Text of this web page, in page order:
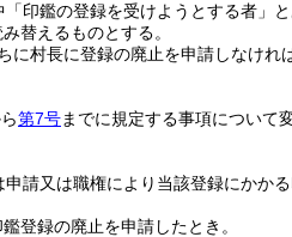
「印鑑の登録を受けようとする者」
替えるものとする。
村長に登録の廃止を申請しなけれ
第7号までに規定する事項について
請又は職権により当該登録にかか
登録の廃止を申請したとき。